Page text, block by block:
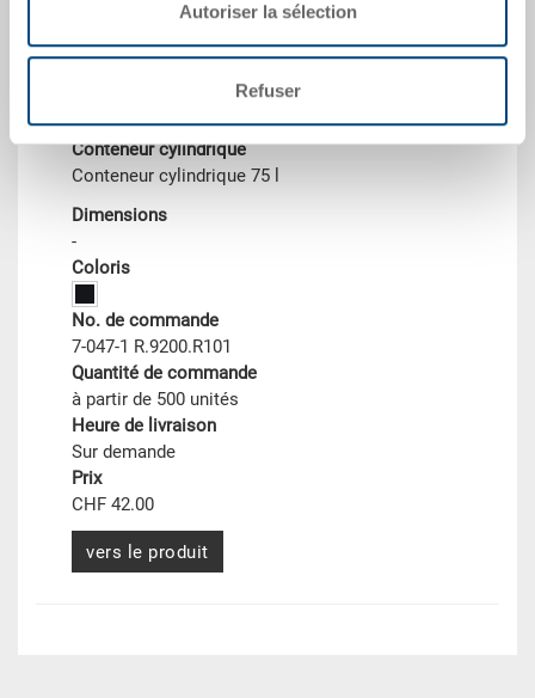
Autoriser la sélection
Refuser
Conteneur cylindrique
Conteneur cylindrique 75 l
Dimensions
-
Coloris
No. de commande
7-047-1 R.9200.R101
Quantité de commande
à partir de 500 unités
Heure de livraison
Sur demande
Prix
CHF 42.00
vers le produit